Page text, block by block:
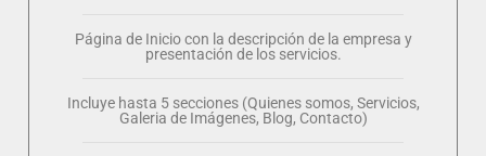
Página de Inicio con la descripción de la empresa y
presentación de los servicios.
Incluye hasta 5 secciones (Quienes somos, Servicios,
Galeria de Imágenes, Blog, Contacto)